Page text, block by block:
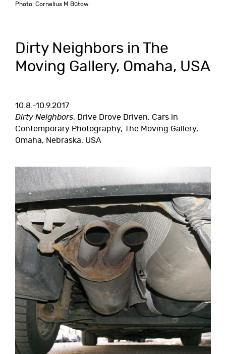
Photo: Cornelius M Bütow
Dirty Neighbors in The
Moving Gallery, Omaha, USA
10.8.-10.9.2017
Dirty Neighbors, Drive Drove Driven, Cars in
Contemporary Photography, The Moving Gallery,
Omaha, Nebraska, USA